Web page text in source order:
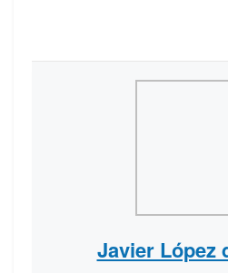
Javier López